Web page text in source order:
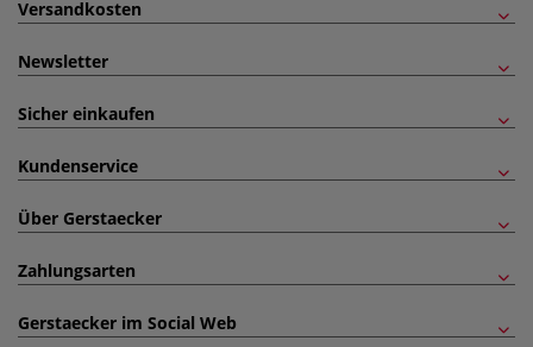
Versandkosten
Newsletter
Sicher einkaufen
Kundenservice
Über Gerstaecker
Zahlungsarten
Gerstaecker im Social Web